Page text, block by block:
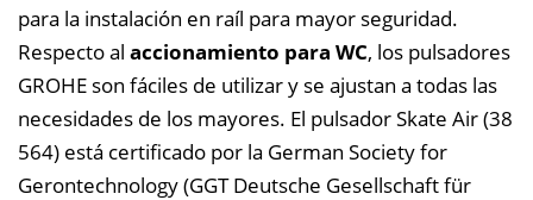
para la instalación en raíl para mayor seguridad.
Respecto al accionamiento para WC, los pulsadores
GROHE son fáciles de utilizar y se ajustan a todas las
necesidades de los mayores. El pulsador Skate Air (38
564) está certificado por la German Society for
Gerontechnology (GGT Deutsche Gesellschaft für